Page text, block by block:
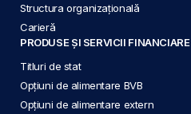
Structura organizațională
Carieră
PRODUSE ȘI SERVICII FINANCIARE
Titluri de stat
Opțiuni de alimentare BVB
Opțiuni de alimentare extern